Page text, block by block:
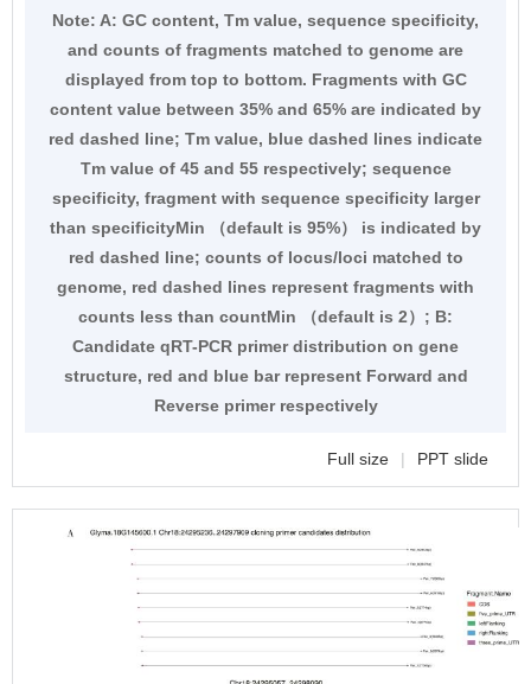
Note: A: GC content, Tm value, sequence specificity,
and counts of fragments matched to genome are
displayed from top to bottom. Fragments with GC
content value between 35% and 65% are indicated by
red dashed line; Tm value, blue dashed lines indicate
Tm value of 45 and 55 respectively; sequence
specificity, fragment with sequence specificity larger
than specificityMin （default is 95%） is indicated by
red dashed line; counts of locus/loci matched to
genome, red dashed lines represent fragments with
counts less than countMin （default is 2）; B:
Candidate qRT-PCR primer distribution on gene
structure, red and blue bar represent Forward and
Reverse primer respectively
Full size | PPT slide